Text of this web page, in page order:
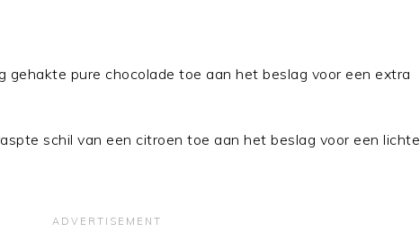
gehakte pure chocolade toe aan het beslag voor een extra
schil van een citroen toe aan het beslag voor een lichte